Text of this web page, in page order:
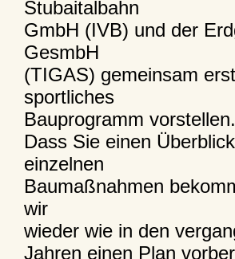
Stubaitalbahn
GmbH (IVB) und der
GesmbH
(TIGAS) gemeinsam
sportliches
Bauprogramm vorstellen.
Dass Sie einen
einzelnen
Baumaßnahmen
wir
wieder wie in den
Jahren einen Plan